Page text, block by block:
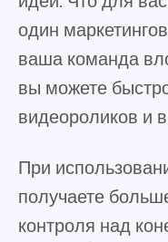
один
ваша команда
вы можете
видеороликов и
При
получаете
контроля над